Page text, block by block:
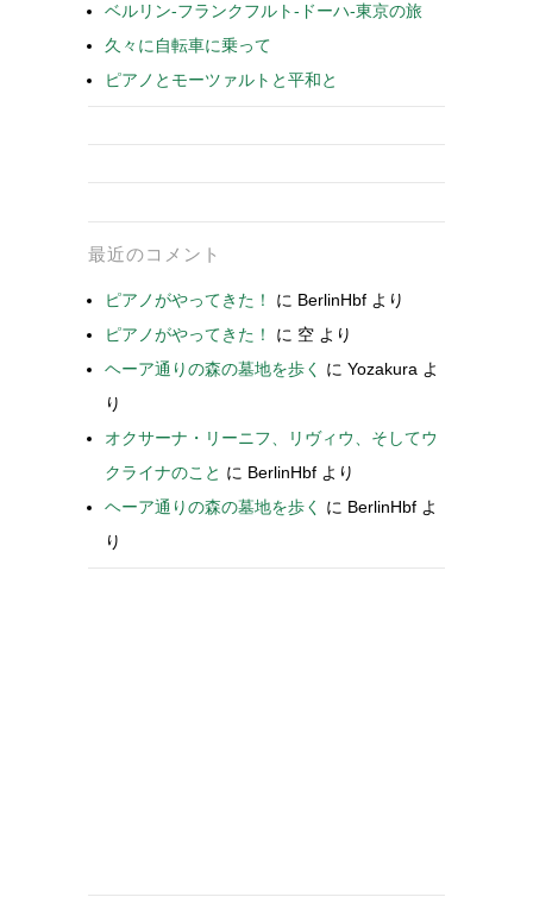
ベルリン-フランクフルト-ドーハ-東京の旅
久々に自転車に乗って
ピアノとモーツァルトと平和と
最近のコメント
ピアノがやってきた！ に BerlinHbf より
ピアノがやってきた！
に 空 より
ヘーア通りの森の墓地を歩く
に Yozakura よ
り
オクサーナ・リーニフ、リヴィウ、そしてウ
クライナのこと に BerlinHbf より
ヘーア通りの森の墓地を歩く
に BerlinHbf よ
り